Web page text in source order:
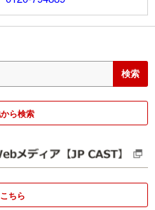
ら検索
ちら